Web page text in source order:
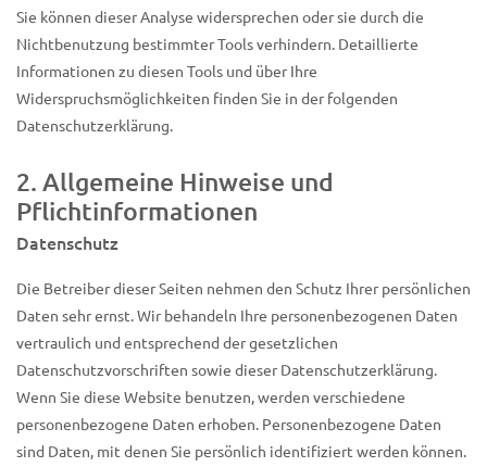
Sie können dieser Analyse widersprechen oder sie durch die
Nichtbenutzung bestimmter Tools verhindern. Detaillierte
Informationen zu diesen Tools und über Ihre
Widerspruchsmöglichkeiten finden Sie in der folgenden
Datenschutzerklärung.
2. Allgemeine Hinweise und
Pflichtinformationen
Datenschutz
Die Betreiber dieser Seiten nehmen den Schutz Ihrer persönlichen
Daten sehr ernst. Wir behandeln Ihre personenbezogenen Daten
vertraulich und entsprechend der gesetzlichen
Datenschutzvorschriften sowie dieser Datenschutzerklärung.
Wenn Sie diese Website benutzen, werden verschiedene
personenbezogene Daten erhoben. Personenbezogene Daten
sind Daten, mit denen Sie persönlich identifiziert werden können.